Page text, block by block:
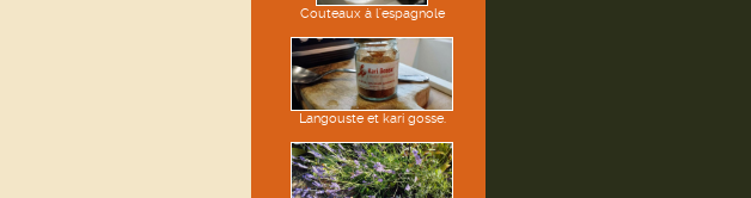
Couteaux à l'espagnole
Langouste et kari gosse.